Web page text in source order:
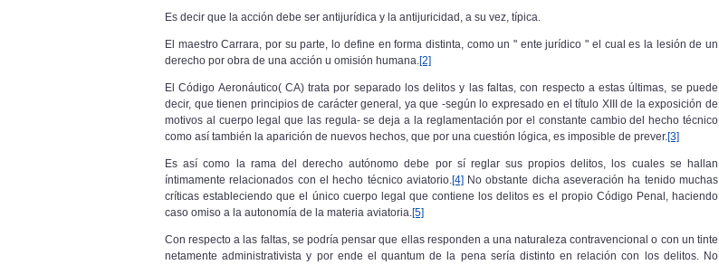
Es decir que la acción debe ser antijurídica y la antijuricidad, a su vez, típica.
El maestro Carrara, por su parte, lo define en forma distinta, como un " ente jurídico " el cual es la lesión de un
derecho por obra de una acción u omisión humana.[2]
El Código Aeronáutico( CA) trata por separado los delitos y las faltas, con respecto a estas últimas, se puede
decir, que tienen principios de carácter general, ya que -según lo expresado en el título XIII de la exposición de
motivos al cuerpo legal que las regula- se deja a la reglamentación por el constante cambio del hecho técnico
como así también la aparición de nuevos hechos, que por una cuestión lógica, es imposible de prever.[3]
Es así como la rama del derecho autónomo debe por sí reglar sus propios delitos, los cuales se hallan
íntimamente relacionados con el hecho técnico aviatorio.[4] No obstante dicha aseveración ha tenido muchas
críticas estableciendo que el único cuerpo legal que contiene los delitos es el propio Código Penal, haciendo
caso omiso a la autonomía de la materia aviatoria.[5]
Con respecto a las faltas, se podría pensar que ellas responden a una naturaleza contravencional o con un tinte
netamente administrativista y por ende el quantum de la pena sería distinto en relación con los delitos. No